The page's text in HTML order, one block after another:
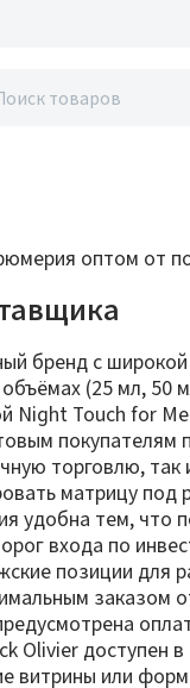
оптом от
бренд с
(25 мл, 50
Night Touch for
торговлю,
матрицу под
удобна тем, что
входа по
позиции для
заказом
Olivier
витрины или